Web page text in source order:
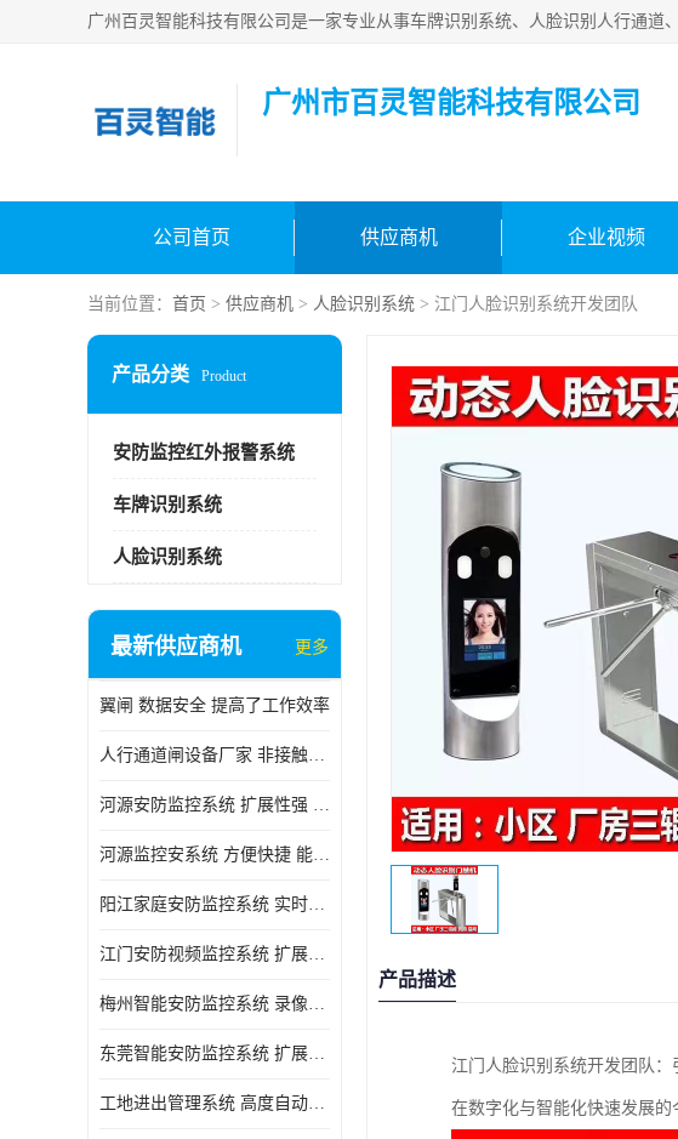
广州市百灵智能科技有限公司
公司首页 供应商机 企业视频
当前位置： 首页 > 供应商机 > 人脸识别系统 > 江门人脸识别系统开发团队
产品分类 Product
安防监控红外报警系统
车牌识别系统
人脸识别系统
最新供应商机 更多
翼闸 数据安全 提高了工作效率
人行通道闸设备厂家 非接触性 对用户的隐私更加尊重
河源安防监控系统 扩展性强 能够长时间稳定运行
河源监控安系统 方便快捷 能够长时间稳定运行
阳江家庭安防监控系统 实时监控 可以随时回放录像
江门安防视频监控系统 扩展性强 能够长时间稳定运行
梅州智能安防监控系统 录像存储 多通道监控
东莞智能安防监控系统 扩展性强 可以随时回放录像
工地进出管理系统 高度自动化 提高了工作效率
产品描述
江门人脸识别系统开发团队
在数字化与智能化快速发展的